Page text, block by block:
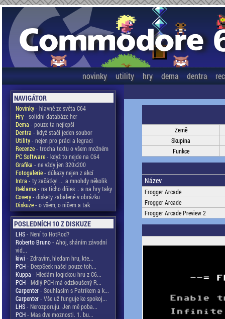
novinky utility hry dema dentra
NAVIGÁTOR
Novinky- hlavně ze světa C64
Hry- solidní databáze her
Dema - pouze ta nejlepší
Dentra - když stačí jeden soubor
Utility- nejen pro práci a legraci
Recenze- trocha textu o všem možném
PC Software- když to nejde na C64
Grafika - ne vždy jen 320x200
Fotogalerie- důkazy nejen z akcí
Intra - ty začátky! ... a mnohdy několik
Reklama - na ticho dňies .. a na hry taky
Covery- diskety zabalené v obrázku
Diskuze- o všem, o ničem a tak
POSLEDNÍCH 10 Z DISKUZE
LHS- Není to HotRod?
Roberto Bruno- Ahoj, sháním závodní
vid...
kiwi - Zdravim, hledam hru, kte...
PCH- DeepSeek našel pouze toh...
Kuppa - Hledám logickou hru z C6...
PCH- Mdlý PCH má odzkoušený R...
Carpenter- Souhlasím s Patrikem a k...
Carpenter- Vše už funguje ke spokoj...
LHS- Nerozporuju. Jen mě poba...
PCH- Mas dve moznosti. 1. bu...
Země
Skupina
Funkce
Název
Frogger Arcade
Frogger Arcade
Frogger Arcade Preview 2